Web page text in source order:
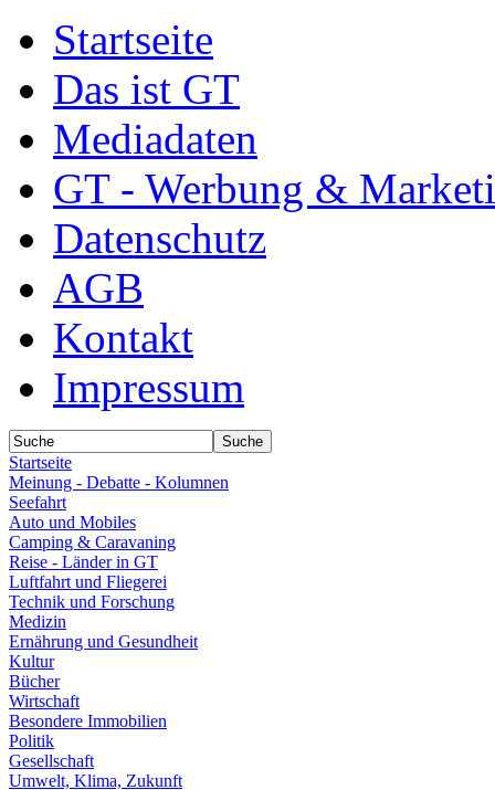
Startseite
Das ist GT
Mediadaten
GT - Werbung &
Datenschutz
AGB
Kontakt
Impressum
Startseite
Meinung - Debatte - Kolumnen
Seefahrt
Auto und Mobiles
Camping & Caravaning
Reise - Länder in GT
Luftfahrt und Fliegerei
Technik und Forschung
Medizin
Ernährung und Gesundheit
Kultur
Bücher
Wirtschaft
Besondere Immobilien
Politik
Gesellschaft
Umwelt, Klima, Zukunft